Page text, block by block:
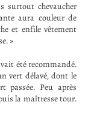
surtout chevaucher
aura couleur de
et enfile vêtement
»
été recommandé.
vert délavé, dont le
Peu après
la maîtresse tour.